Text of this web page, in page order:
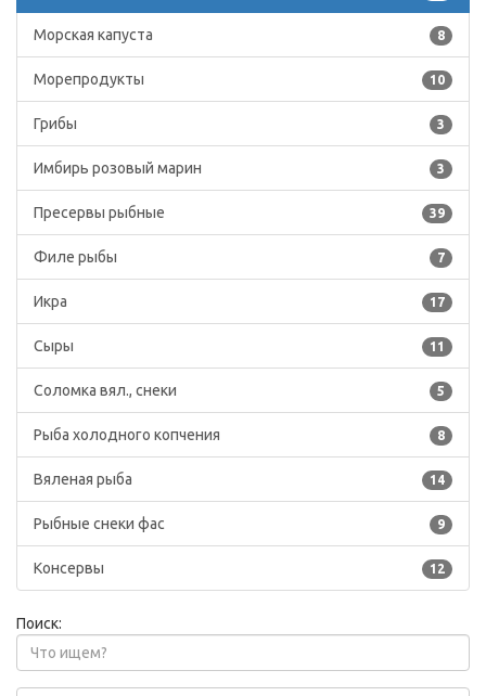
Морская капуста 8
Морепродукты 10
Грибы 3
Имбирь розовый марин 3
Пресервы рыбные 39
Филе рыбы 7
Икра 17
Сыры 11
Соломка вял., снеки 5
Рыба холодного копчения 8
Вяленая рыба 14
Рыбные снеки фас 9
Консервы 12
Поиск: